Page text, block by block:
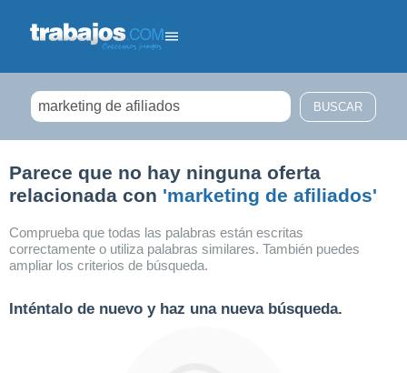
Parece que no hay ninguna oferta
relacionada con 'marketing de afiliados'
Comprueba que todas las palabras están escritas
correctamente o utiliza palabras similares. También puedes
ampliar los criterios de búsqueda.
Inténtalo de nuevo y haz una nueva búsqueda.